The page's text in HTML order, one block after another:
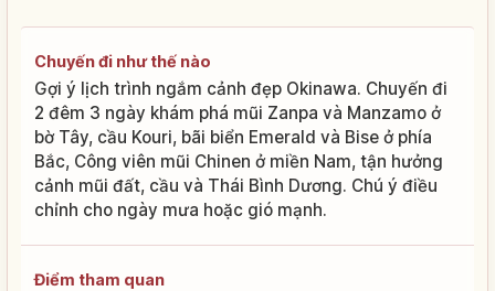
Chuyến đi như thế nào
Gợi ý lịch trình ngắm cảnh đẹp Okinawa. Chuyến đi
2 đêm 3 ngày khám phá mũi Zanpa và Manzamo ở
bờ Tây, cầu Kouri, bãi biển Emerald và Bise ở phía
Bắc, Công viên mũi Chinen ở miền Nam, tận hưởng
cảnh mũi đất, cầu và Thái Bình Dương. Chú ý điều
chỉnh cho ngày mưa hoặc gió mạnh.
Điểm tham quan